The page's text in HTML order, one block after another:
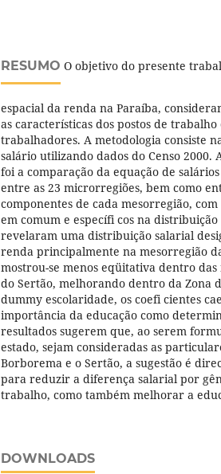
RESUMO O objetivo do presente
espacial da renda na Paraíba,
as características dos postos de
trabalhadores. A metodologia consiste
salário utilizando dados do Censo
foi a comparação da equação de
entre as 23 microrregiões, bem como
componentes de cada mesorregião,
em comum e específi cos na
revelaram uma distribuição salarial
renda principalmente na mesorregião
mostrou-se menos eqüitativa dentro
do Sertão, melhorando dentro da Zona
dummy escolaridade, os coefi cientes
importância da educação como
resultados sugerem que, ao serem
estado, sejam consideradas as
Borborema e o Sertão, a sugestão é
para reduzir a diferença salarial por
trabalho, como também melhorar a
DOWNLOADS